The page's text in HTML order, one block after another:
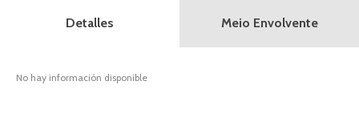
Detalles
No hay información disponible
Meio Envolvente